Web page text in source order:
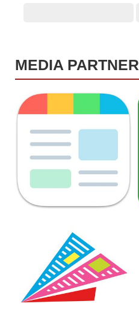
MEDIA PARTNER